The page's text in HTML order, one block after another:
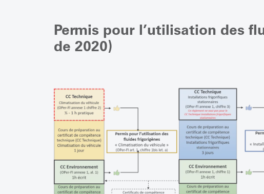
Permis pour l’utilisation des
de 2020)